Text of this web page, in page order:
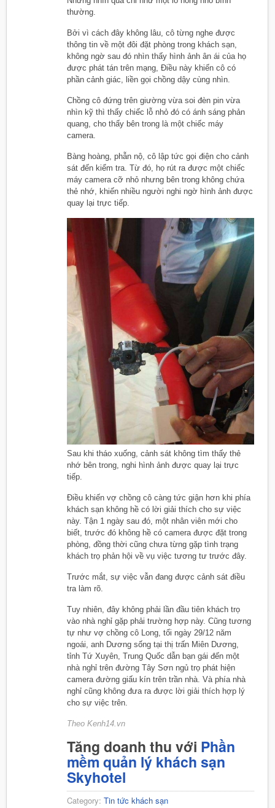
thường.
Bởi vì cách đây không lâu, cô từng nghe được
thông tin về một đôi đặt phòng trong khách sạn,
không ngờ sau đó nhìn thấy hình ảnh ân ái của họ
được phát tán trên mạng, Điều này khiến cô có
phần cảnh giác, liền gọi chồng dậy cùng nhìn.
Chồng cô đứng trên giường vừa soi đèn pin vừa
nhìn kỹ thì thấy chiếc lỗ nhỏ đó có ánh sáng phản
quang, cho thấy bên trong là một chiếc máy
camera.
Bàng hoàng, phẫn nộ, cô lập tức gọi điện cho cảnh
sát đến kiểm tra. Từ đó, họ rút ra được một chiếc
máy camera cỡ nhỏ nhưng bên trong không chứa
thẻ nhớ, khiến nhiều người nghi ngờ hình ảnh được
quay lại trực tiếp.
Sau khi tháo xuống, cảnh sát không tìm thấy thẻ
nhớ bên trong, nghi hình ảnh được quay lại trực
tiếp.
Điều khiến vợ chồng cô càng tức giận hơn khi phía
khách sạn không hề có lời giải thích cho sự việc
này. Tận 1 ngày sau đó, một nhân viên mới cho
biết, trước đó không hề có camera được đặt trong
phòng, đồng thời cũng chưa từng gặp tình trạng
khách trọ phản hội về vụ việc tương tư trước đây.
Trước mắt, sự việc vẫn đang được cảnh sát điều
tra làm rõ.
Tuy nhiên, đây không phải lần đầu tiên khách trọ
vào nhà nghỉ gặp phải trường hợp này. Cũng tương
tự như vợ chồng cô Long, tối ngày 29/12 năm
ngoái, anh Dương sống tại thị trấn Miên Dương,
tỉnh Tứ Xuyên, Trung Quốc dẫn bạn gái đến một
nhà nghỉ trên đường Tây Sơn ngủ trọ phát hiện
camera đường giấu kín trên trần nhà. Và phía nhà
nghỉ cũng không đưa ra được lời giải thích hợp lý
cho sự việc trên.
Theo Kenh14.vn
Tăng doanh thu với Phần
mềm quản lý khách sạn
Skyhotel
Category: Tin tức khách sạn